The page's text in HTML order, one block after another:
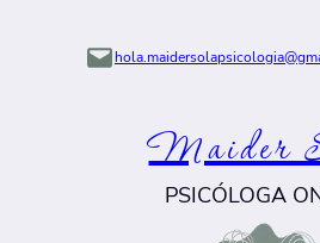
Maider
PSICÓLOGA